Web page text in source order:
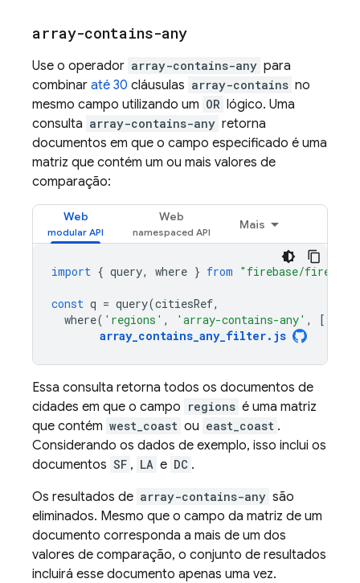
array-contains-any
Use o operador array-contains-any para
combinar até 30 cláusulas array-contains no
mesmo campo utilizando um OR lógico. Uma
consulta array-contains-any retorna
documentos em que o campo especificado é uma
matriz que contém um ou mais valores de
comparação:
Web Web
Mais
import { query, where } from "firebase/
const q = query(citiesRef,
where( 'regions' , 'array-contains-any' , [[
array_contains_any_filter. js
Essa consulta retorna todos os documentos de
cidades em que o campo regions é uma matriz
que contém west_coast ou east_coast .
Considerando os dados de exemplo, isso inclui os
documentos SF , LA e DC .
Os resultados de array-contains-any são
eliminados. Mesmo que o campo da matriz de um
documento corresponda a mais de um dos
valores de comparação, o conjunto de resultados
incluirá esse documento apenas uma vez.